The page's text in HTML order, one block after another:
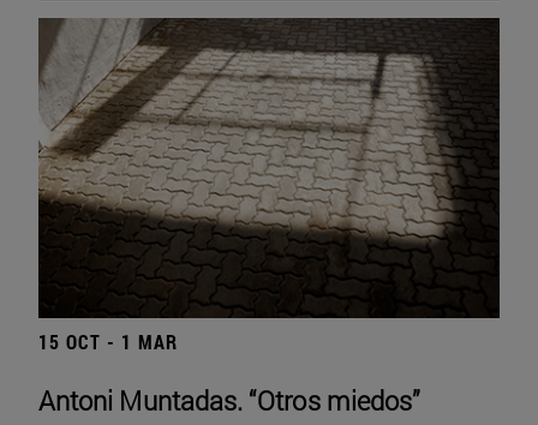
15 OCT - 1 MAR
Antoni Muntadas. “Otros miedos”